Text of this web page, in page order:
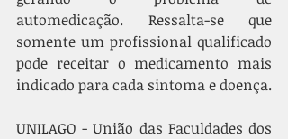
automedicação. Ressalta-se que
somente um profissional qualificado
pode receitar o medicamento mais
UNILAGO - União das Faculdades dos